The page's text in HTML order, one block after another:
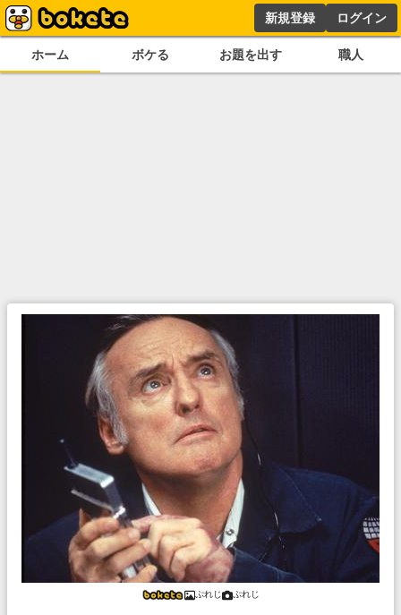
新規登録 ログイン
ホーム ボケる お題を出す 職人
ぷれじ ぷれじ